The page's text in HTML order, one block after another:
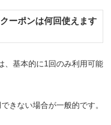
ーポンは何回使えます
、基本的に1回のみ利用可能
きない場合が一般的です。